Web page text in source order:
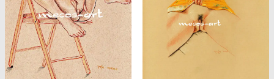
Produktseite
gewählt
werden